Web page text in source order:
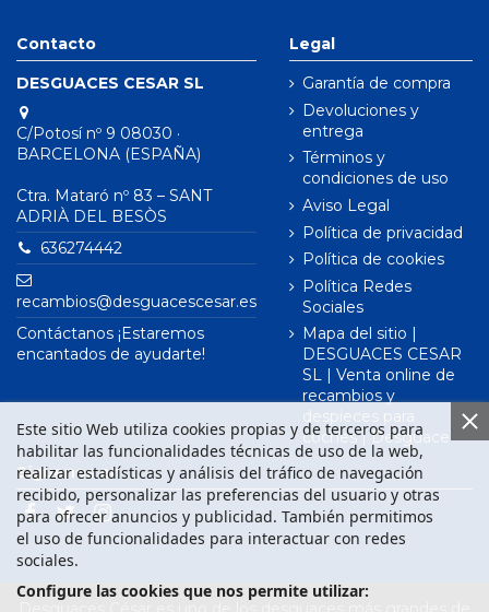
Contacto
DESGUACES CESAR SL
C/Potosí nº 9 08030 ·
BARCELONA (ESPAÑA)
Ctra. Mataró nº 83 – SANT
ADRIÀ DEL BESÒS
636274442
recambios@desguacescesar.es
Contáctanos ¡Estaremos
encantados de ayudarte!
Legal
Garantía de compra
Devoluciones y
entrega
Términos y
condiciones de uso
Aviso Legal
Política de privacidad
Política de cookies
Política Redes
Sociales
Mapa del sitio |
DESGUACES CESAR
SL | Venta online de
recambios y
despieces para
coches | Desguace
Este sitio Web utiliza cookies propias y de terceros para
habilitar las funcionalidades técnicas de uso de la web,
realizar estadísticas y análisis del tráfico de navegación
recibido, personalizar las preferencias del usuario y otras
para ofrecer anuncios y publicidad. También permitimos
el uso de funcionalidades para interactuar con redes
sociales.
Configure las cookies que nos permite utilizar:
Síguenos en